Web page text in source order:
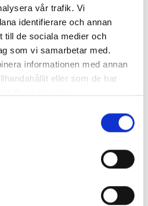
vår trafik. Vi
identifierare och annan
till de sociala medier och
som vi samarbetar med.
informationen med annan
eller som de har
exception has occurred (see the